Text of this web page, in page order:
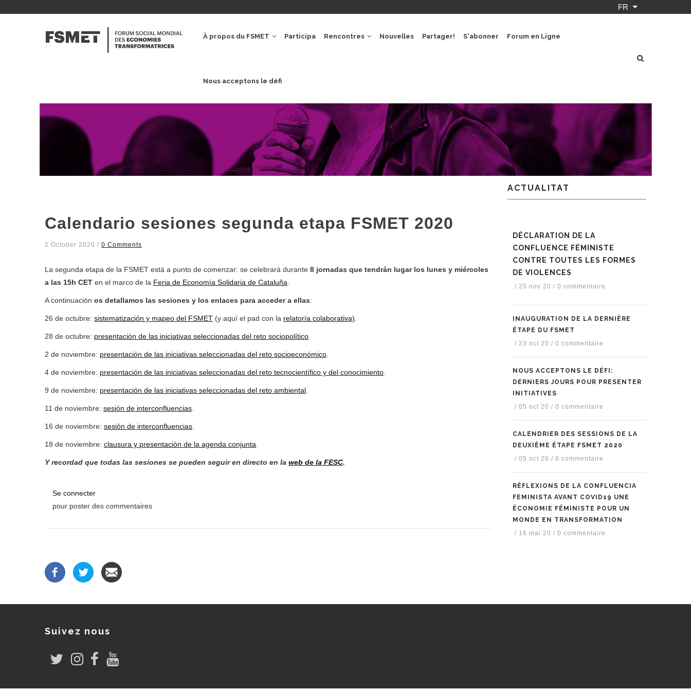
FR Lister les
PRINCIPAL
À propos du FSMET Participa Rencontres Nouvelles Partager! S'abonner Forum en Ligne
Nous acceptons le défi
Calendario sesiones segunda etapa FSMET 2020
2 October 2020 / 0 Comments
La segunda etapa de la FSMET está a punto de comenzar: se celebrará durante 8 jornadas que tendrán lugar los lunes y miércoles
a las 15h CET en el marco de la Feria de Economía Solidaria de Cataluña.
A continuación os detallamos las sesiones y los enlaces para acceder a ellas:
26 de octubre: sistematización y mapeo del FSMET (y aquí el pad con la relatoría colaborativa).
28 de octubre: presentación de las iniciativas seleccionadas del reto sociopolítico.
2 de noviembre: presentación de las iniciativas seleccionadas del reto socioeconómico.
4 de noviembre: presentación de las iniciativas seleccionadas del reto tecnocientífico y del conocimiento.
9 de noviembre: presentación de las iniciativas seleccionadas del reto ambiental.
11 de noviembre: sesión de interconfluencias.
16 de noviembre: sesión de interconfluencias.
18 de noviembre: clausura y presentación de la agenda conjunta.
Y recordad que todas las sesiones se pueden seguir en directo en la web de la FESC.
Se connecter
pour poster des commentaires
ACTUALITAT
DÉCLARATION DE LA
CONFLUENCE FÉMINISTE
CONTRE TOUTES LES FORMES
DE VIOLENCES
/ 25 nov 20 / 0 commentaire
INAUGURATION DE LA DERNIÈRE
ÉTAPE DU FSMET
/ 23 oct 20 / 0 commentaire
NOUS ACCEPTONS LE DÉFI:
DERNIERS JOURS POUR PRESENTER
INITIATIVES
/ 05 oct 20 / 0 commentaire
CALENDRIER DES SESSIONS DE LA
DEUXIÈME ÉTAPE FSMET 2020
/ 05 oct 20 / 0 commentaire
RÉFLEXIONS DE LA CONFLUENCIA
FEMINISTA AVANT COVID19 UNE
ÉCONOMIE FÉMINISTE POUR UN
MONDE EN TRANSFORMATION
/ 16 mai 20 / 0 commentaire
Suivez nous